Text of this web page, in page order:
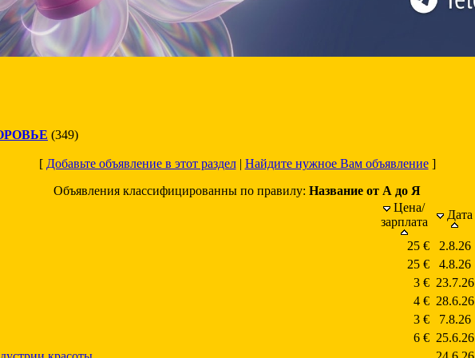
(349)
[ Добавьте объявление в этот раздел| Найдите нужное Вам объявление]
Объявления классифицированны по правилу: Название от А до Я
Цена/
зарплата
Дата
25 € 2.8.26
25 €
4.8.26
3 € 23.7.26
4 € 28.6.26
3 €
7.8.26
6 € 25.6.26